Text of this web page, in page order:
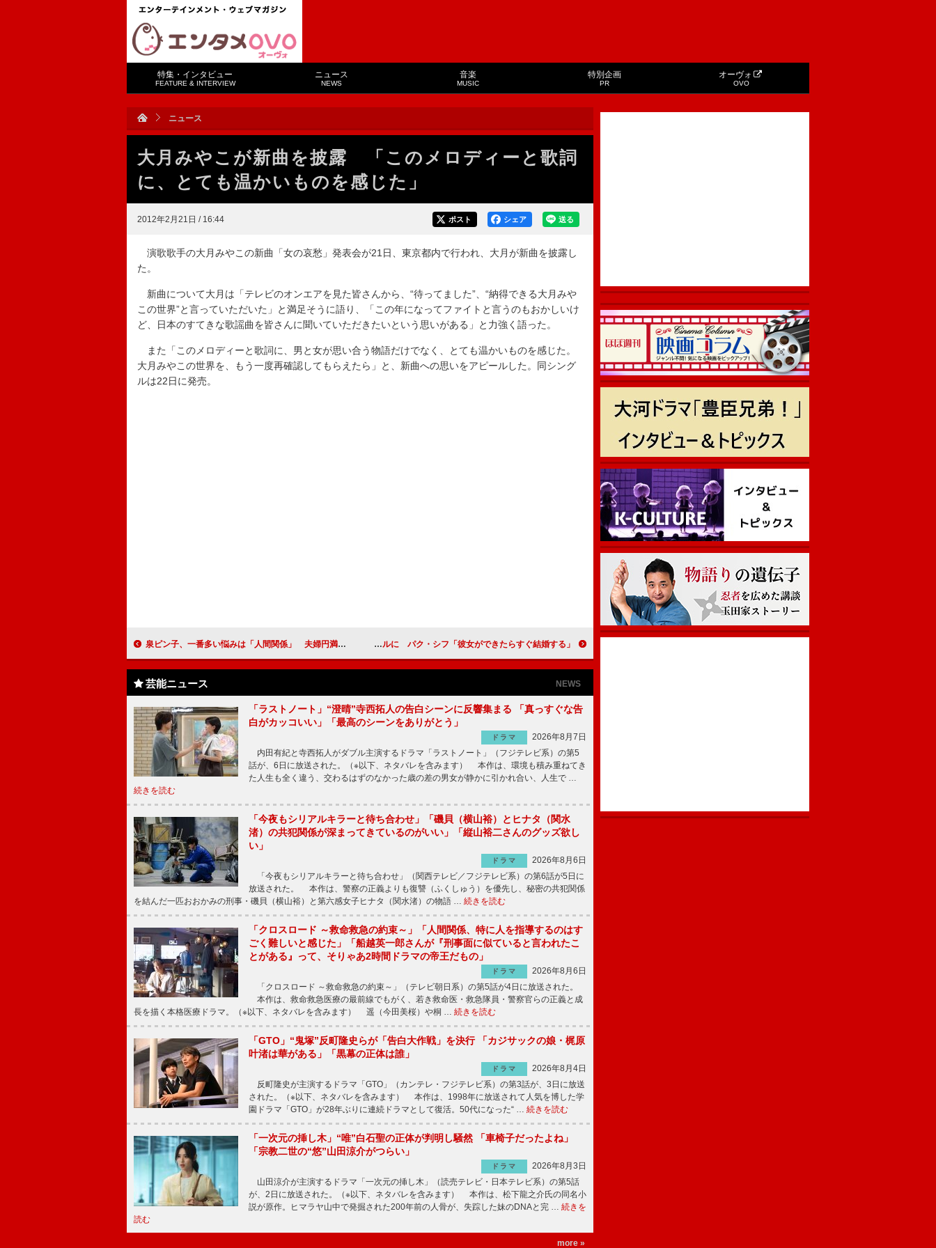
特集・インタビュー
FEATURE & INTERVIEW
ニュース
NEWS
音楽
MUSIC
特別企画
PR
オーヴォ
OVO
ニュース
大月みやこが新曲を披露 「このメロディーと歌詞
に、とても温かいものを感じた」
2012年2月21日 / 16:44 送る
シェア
ポスト
演歌歌手の大月みやこの新曲「女の哀愁」発表会が21日、東京都内で行われ、大月が新曲を披露し
た。
新曲について大月は「テレビのオンエアを見た皆さんから、“待ってました”、“納得できる大月みや
この世界”と言っていただいた」と満足そうに語り、「この年になってファイトと言うのもおかしいけ
ど、日本のすてきな歌謡曲を皆さんに聞いていただきたいという思いがある」と力強く語った。
また「このメロディーと歌詞に、男と女が思い合う物語だけでなく、とても温かいものを感じた。
大月みやこの世界を、もう一度再確認してもらえたら」と、新曲への思いをアピールした。同シング
ルは22日に発売。
泉ピン子、一番多い悩みは「人間関係」 夫婦円満の秘訣は「夫が出来てるからよ」 安藤美姫がファッションモデルに パク・シフ「彼女ができたらすぐ結婚する」
芸能ニュース NEWS
「ラストノート」“澄晴”寺西拓人の告白シーンに反響集まる 「真っすぐな告
白がカッコいい」「最高のシーンをありがとう」
ドラマ
2026年8月7日
内田有紀と寺西拓人がダブル主演するドラマ「ラストノート」（フジテレビ系）の第5
話が、6日に放送された。（※以下、ネタバレを含みます） 本作は、環境も積み重ねてき
た人生も全く違う、交わるはずのなかった歳の差の男女が静かに引かれ合い、人生で …
続きを読む
「今夜もシリアルキラーと待ち合わせ」「磯貝（横山裕）とヒナタ（関水
渚）の共犯関係が深まってきているのがいい」「縦山裕二さんのグッズ欲し
い」
ドラマ
2026年8月6日
「今夜もシリアルキラーと待ち合わせ」（関西テレビ／フジテレビ系）の第6話が5日に
放送された。 本作は、警察の正義よりも復讐（ふくしゅう）を優先し、秘密の共犯関係
を結んだ一匹おおかみの刑事・磯貝（横山裕）と第六感女子ヒナタ（関水渚）の物語 … 続きを読む
「クロスロード ～救命救急の約束～」「人間関係、特に人を指導するのはす
ごく難しいと感じた」「船越英一郎さんが『刑事面に似ていると言われたこ
とがある』って、そりゃあ2時間ドラマの帝王だもの」
ドラマ
2026年8月6日
「クロスロード ～救命救急の約束～」（テレビ朝日系）の第5話が4日に放送された。
本作は、救命救急医療の最前線でもがく、若き救命医・救急隊員・警察官らの正義と成
長を描く本格医療ドラマ。（※以下、ネタバレを含みます） 遥（今田美桜）や桐 … 続きを読む
「GTO」“鬼塚”反町隆史らが「告白大作戦」を決行 「カジサックの娘・梶原
叶渚は華がある」「黒幕の正体は誰」
ドラマ
2026年8月4日
反町隆史が主演するドラマ「GTO」（カンテレ・フジテレビ系）の第3話が、3日に放送
された。（※以下、ネタバレを含みます） 本作は、1998年に放送されて人気を博した学
園ドラマ「GTO」が28年ぶりに連続ドラマとして復活。50代になった“ … 続きを読む
「一次元の挿し木」“唯”白石聖の正体が判明し騒然 「車椅子だったよね」
「宗教二世の“悠”山田涼介がつらい」
ドラマ
2026年8月3日
山田涼介が主演するドラマ「一次元の挿し木」（読売テレビ・日本テレビ系）の第5話
が、2日に放送された。（※以下、ネタバレを含みます） 本作は、松下龍之介氏の同名小
説が原作。ヒマラヤ山中で発掘された200年前の人骨が、失踪した妹のDNAと完 … 続きを
読む
more »